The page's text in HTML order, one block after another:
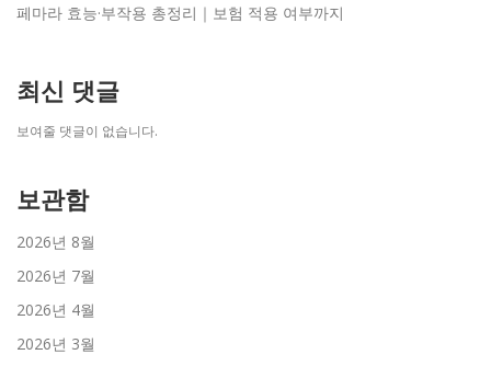
페마라 효능·부작용 총정리｜보험 적용 여부까지
최신 댓글
보여줄 댓글이 없습니다.
보관함
2026년 8월
2026년 7월
2026년 4월
2026년 3월